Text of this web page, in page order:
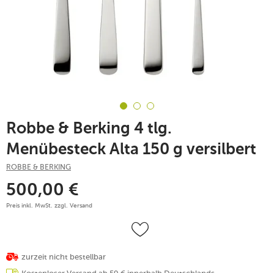
Robbe & Berking 4 tlg.
Menübesteck Alta 150 g versilbert
ROBBE & BERKING
500,00 €
Preis inkl. MwSt. zzgl. Versand
zurzeit nicht bestellbar